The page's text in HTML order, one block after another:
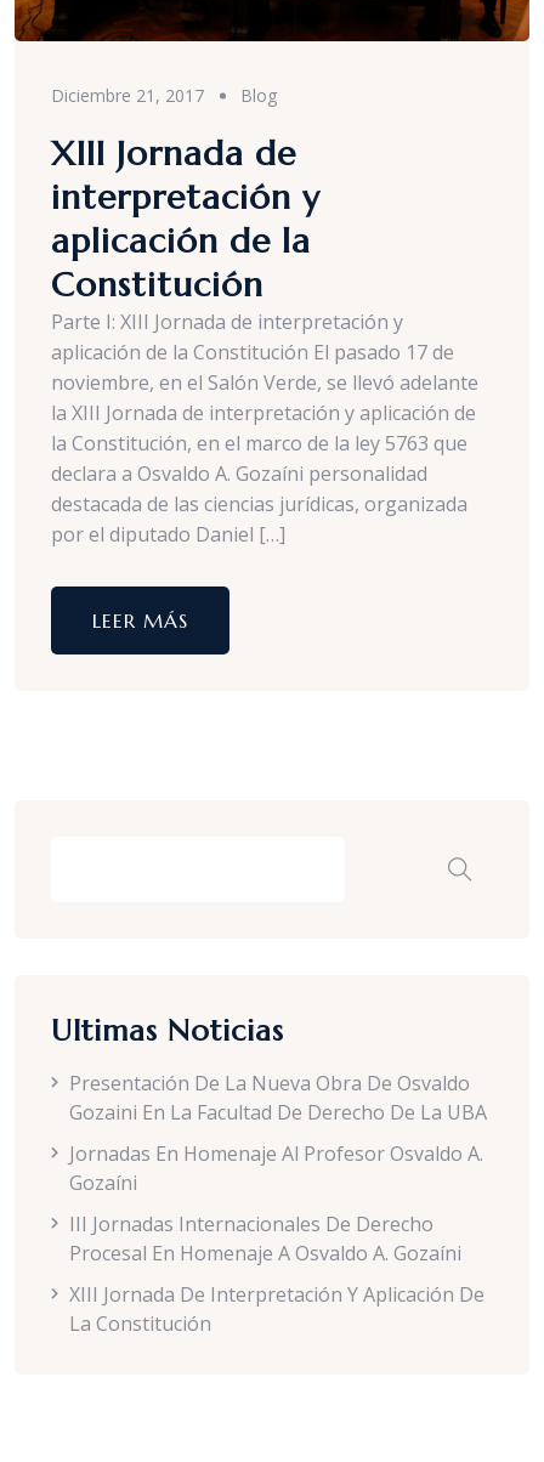
Diciembre 21, 2017 Blog
XIII Jornada de
interpretación y
aplicación de la
Constitución
Parte I: XIII Jornada de interpretación y
aplicación de la Constitución El pasado 17 de
noviembre, en el Salón Verde, se llevó adelante
la XIII Jornada de interpretación y aplicación de
la Constitución, en el marco de la ley 5763 que
declara a Osvaldo A. Gozaíni personalidad
destacada de las ciencias jurídicas, organizada
por el diputado Daniel […]
LEER MÁS
Ultimas Noticias
Presentación De La Nueva Obra De Osvaldo
Gozaini En La Facultad De Derecho De La UBA
Jornadas En Homenaje Al Profesor Osvaldo A.
Gozaíni
III Jornadas Internacionales De Derecho
Procesal En Homenaje A Osvaldo A. Gozaíni
XIII Jornada De Interpretación Y Aplicación De
La Constitución